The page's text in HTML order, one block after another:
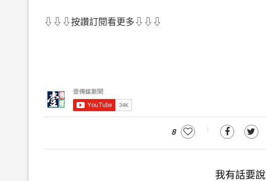
⇩⇩⇩按讚訂閱看更多⇩⇩⇩
8
我有話要說